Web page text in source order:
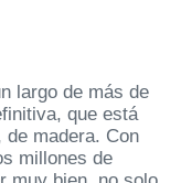
largo de más de
que está
de madera. Con
millones de